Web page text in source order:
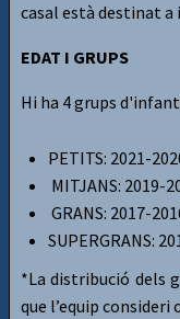
casal està destinat a
EDAT I GRUPS
Hi ha 4 grups
PETITS: 2021-
MITJANS: 2019-
GRANS: 2017-
SUPERGRANS:
*La distribució dels
que l’equip consideri